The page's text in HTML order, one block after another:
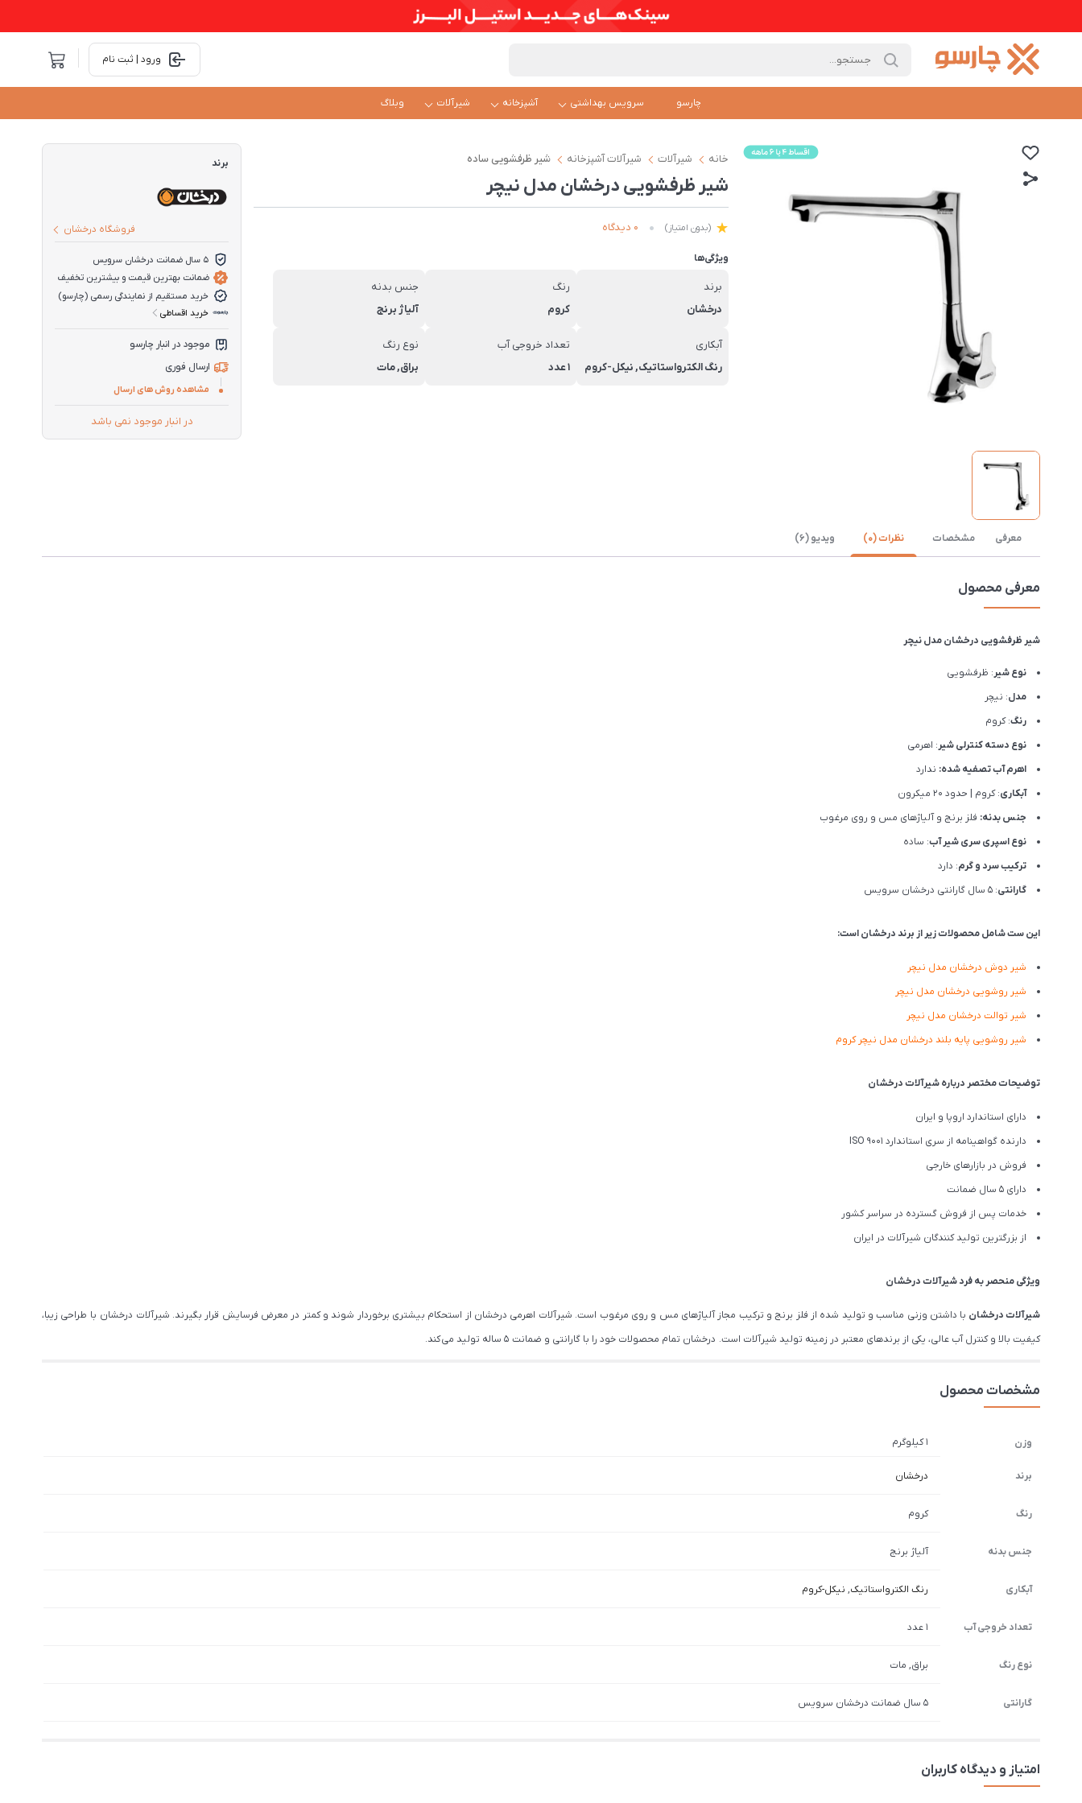
ورود | ثبت نام
چارسو سرویس بهداشتی آشپزخانه شیرآلات وبلاگ
خانه شیرآلات شیرآلات آشپزخانه شیر ظرفشویی ساده
شیر ظرفشویی درخشان مدل نیچر
(بدون امتیاز) 0 دیدگاه
ویژگی‌ها
برند
درخشان
رنگ
کروم
جنس بدنه
آلیاژ برنج
آبکاری
رنگ الکترواستاتیک, نیکل-کروم
تعداد خروجی آب
1 عدد
نوع رنگ
براق, مات
برند
فروشگاه درخشان
5 سال ضمانت درخشان سرویس
ضمانت بهترین قیمت و بیشترین تخفیف
خرید مستقیم از نمایندگی رسمی (چارسو)
خرید اقساطی
موجود در انبار چارسو
ارسال فوری
مشاهده روش های ارسال
در انبار موجود نمی باشد
معرفی مشخصات نظرات (0) ویدیو (6)
معرفی محصول
شیر ظرفشویی درخشان مدل نیچر
نوع شیر: ظرفشویی
مدل: نیچر
رنگ: کروم
نوع دسته کنترلی شیر: اهرمی
اهرم آب تصفیه شده: ندارد
آبکاری: کروم | حدود 20 میکرون
جنس بدنه: فلز برنج و آلیاژهای مس و روی مرغوب
نوع اسپری سری شیر آب: ساده
ترکیب سرد و گرم: دارد
گارانتی: 5 سال گارانتی درخشان سرویس
این ست شامل محصولات زیر از برند درخشان است:
شیر دوش درخشان مدل نیچر
شیر روشویی درخشان مدل نیچر
شیر توالت درخشان مدل نیچر
شیر روشویی پایه بلند درخشان مدل نیچر کروم
توضیحات مختصر درباره شیرآلات درخشان
دارای استاندارد اروپا و ایران
دارنده گواهینامه از سری استاندارد ISO 9001
فروش در بازارهای خارجی
دارای 5 سال ضمانت
خدمات پس از فروش گسترده در سراسر کشور
از بزرگترین تولید کنندگان شیرآلات در ایران
ویژگی منحصر به فرد شیرآلات درخشان
شیرآلات درخشان با داشتن وزنی مناسب و تولید شده از فلز برنج و ترکیب مجاز آلیاژهای مس و روی مرغوب است. شیرآلات اهرمی درخشان از استحکام بیشتری برخوردار شوند و کمتر در معرض فرسایش قرار بگیرند. شیرآلات درخشان با طراحی زیبا،
کیفیت بالا و کنترل آب عالی، یکی از برندهای معتبر در زمینه تولید شیرآلات است. درخشان تمام محصولات خود را با گارانتی و ضمانت 5 ساله تولید می کند.
مشخصات محصول
وزن 1 کیلوگرم
برند درخشان
رنگ کروم
جنس بدنه آلیاژ برنج
آبکاری رنگ الکترواستاتیک, نیکل-کروم
تعداد خروجی آب 1 عدد
نوع رنگ براق, مات
گارانتی 5 سال ضمانت درخشان سرویس
امتیاز و دیدگاه کاربران